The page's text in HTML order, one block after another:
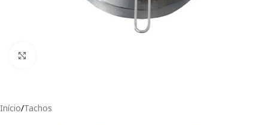
Início/Tachos